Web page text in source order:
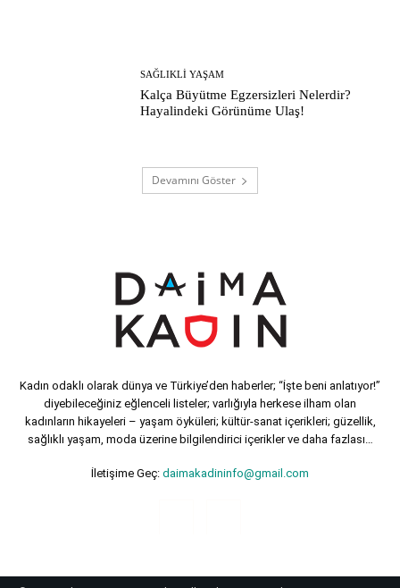
SAĞLIKLI YAŞAM
Kalça Büyütme Egzersizleri Nelerdir?
Hayalindeki Görünüme Ulaş!
Devamını Göster
Kadın odaklı olarak dünya ve Türkiye’den haberler; “İşte beni anlatıyor!”
diyebileceğiniz eğlenceli listeler; varlığıyla herkese ilham olan
kadınların hikayeleri – yaşam öyküleri; kültür-sanat içerikleri; güzellik,
sağlıklı yaşam, moda üzerine bilgilendirici içerikler ve daha fazlası…
İletişime Geç: daimakadininfo@gmail.com